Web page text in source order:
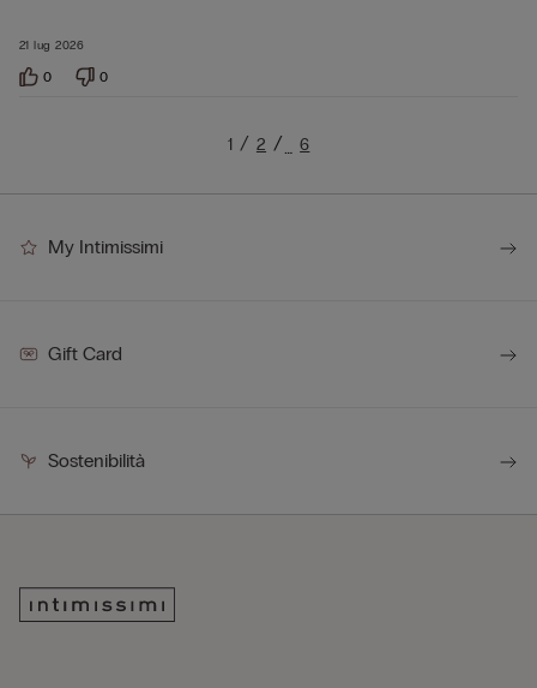
21 lug 2026
0 0
1 2 6
My Intimissimi
Gift Card
Sostenibilità